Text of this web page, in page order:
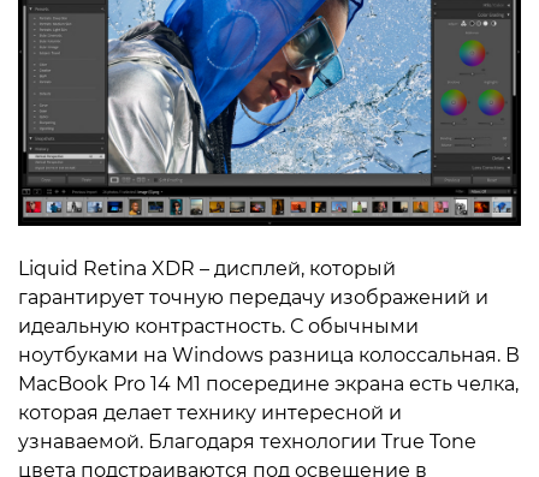
Liquid Retina XDR – дисплей, который
гарантирует точную передачу изображений и
идеальную контрастность. С обычными
ноутбуками на Windows разница колоссальная. В
MacBook Pro 14 M1 посередине экрана есть челка,
которая делает технику интересной и
узнаваемой. Благодаря технологии True Tone
цвета подстраиваются под освещение в